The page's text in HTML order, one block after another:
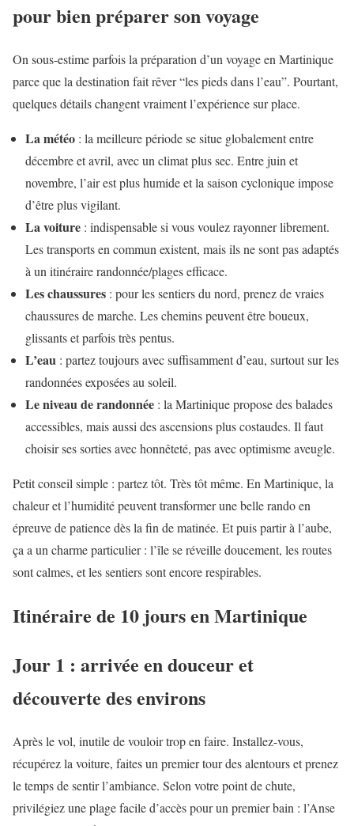
pour bien préparer son voyage
On sous-estime parfois la préparation d’un voyage en Martinique
parce que la destination fait rêver “les pieds dans l’eau”. Pourtant,
quelques détails changent vraiment l’expérience sur place.
La météo : la meilleure période se situe globalement entre
décembre et avril, avec un climat plus sec. Entre juin et
novembre, l’air est plus humide et la saison cyclonique impose
d’être plus vigilant.
La voiture : indispensable si vous voulez rayonner librement.
Les transports en commun existent, mais ils ne sont pas adaptés
à un itinéraire randonnée/plages efficace.
Les chaussures : pour les sentiers du nord, prenez de vraies
chaussures de marche. Les chemins peuvent être boueux,
glissants et parfois très pentus.
L’eau : partez toujours avec suffisamment d’eau, surtout sur les
randonnées exposées au soleil.
Le niveau de randonnée : la Martinique propose des balades
accessibles, mais aussi des ascensions plus costaudes. Il faut
choisir ses sorties avec honnêteté, pas avec optimisme aveugle.
Petit conseil simple : partez tôt. Très tôt même. En Martinique, la
chaleur et l’humidité peuvent transformer une belle rando en
épreuve de patience dès la fin de matinée. Et puis partir à l’aube,
ça a un charme particulier : l’île se réveille doucement, les routes
sont calmes, et les sentiers sont encore respirables.
Itinéraire de 10 jours en Martinique
Jour 1 : arrivée en douceur et
découverte des environs
Après le vol, inutile de vouloir trop en faire. Installez-vous,
récupérez la voiture, faites un premier tour des alentours et prenez
le temps de sentir l’ambiance. Selon votre point de chute,
privilégiez une plage facile d’accès pour un premier bain : l’Anse